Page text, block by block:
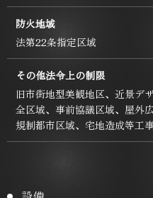
防火地域
法第22条指定区域
その他法令上の制限
旧市街地型美観地区、近景デ
全区域、事前協議区域、屋外
規制都市区域、宅地造成等工